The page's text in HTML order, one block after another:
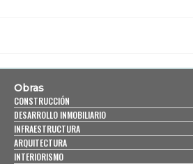
Obras
CONSTRUCCIÓN
DESARROLLO INMOBILIARIO
INFRAESTRUCTURA
ARQUITECTURA
INTERIORISMO